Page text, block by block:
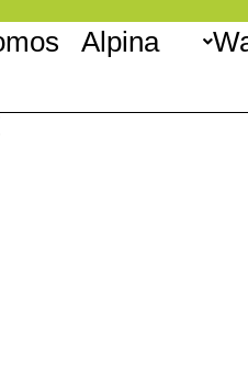
Alpina